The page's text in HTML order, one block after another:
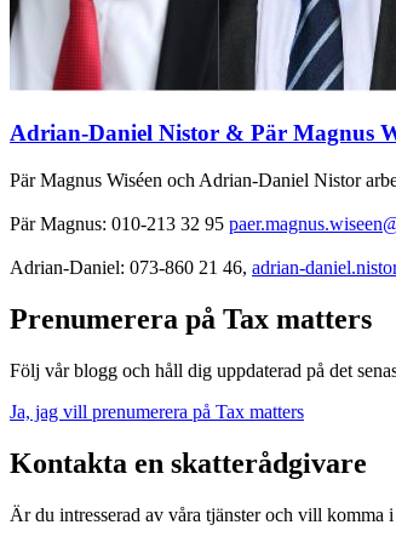
Adrian-Daniel Nistor & Pär Magnus
Pär Magnus Wiséen och Adrian-Daniel Nistor
Pär Magnus: 010-213 32 95
Adrian-Daniel: 073-860 21 46, adrian-
Prenumerera på Tax matters
Följ vår blogg och håll dig uppdaterad på det
Ja, jag vill prenumerera på Tax matters
Kontakta en skatterådgivare
Är du intresserad av våra tjänster och vill komma